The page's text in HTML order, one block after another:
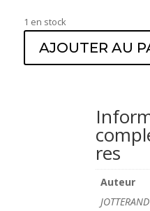
1 en stock
AJOUTER AU
res
Auteur